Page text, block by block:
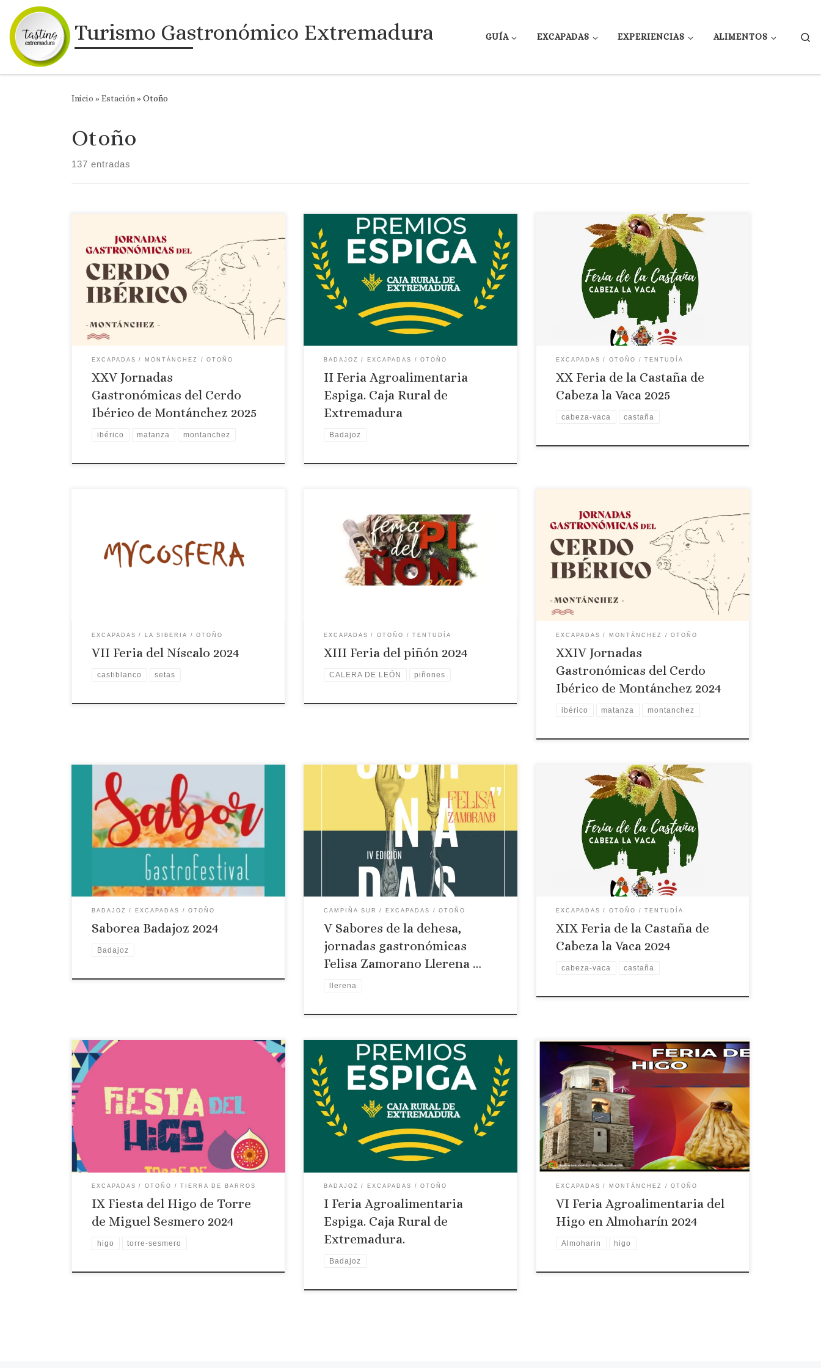
Saltar al contenido
Turismo Gastronómico Extremadura GUÍA EXCAPADAS EXPERIENCIAS ALIMENTOS
Inicio »Estación»Otoño
Otoño
137 entradas
Gastronómicas del Cerdo Ibérico Montánchez, el
pueblo que huele a jamón Sábado 6 y domingo 7
de diciembre de 2025 Localidad Montánchez
(Cáceres, Extremadura) Programa 2025 Viernes, 5
de diciembre 20:00 h · Inauguración de las XXV
Jornadas Gastronómicas del Cerdo Ibérico de
Montánchez Reconocimiento […]
EXCAPADAS MONTÁNCHEZ OTOÑO
XXV Jornadas
Gastronómicas del Cerdo
Ibérico de Montánchez 2025
ibérico matanza montanchez
Fecha: 21 al 24 de octubre de 2025 Localidad:
Badajoz (Ifeba) II Feria Agroalimentaria Espiga
Esta feria que se celebra en el recinto
transfronterizo IFEBA de la ciudad de Badajoz,
con el objeto de promocionar las Denominaciones
e Indicaciones geográficas de Extremadura. En
Extremadura están registradas 12 DOP 6 IGP, […]
BADAJOZ EXCAPADAS OTOÑO
II Feria Agroalimentaria
Espiga. Caja Rural de
Extremadura
Badajoz
Feria de la castaña de Cabeza la Vaca 2022
EXCAPADAS OTOÑO TENTUDÍA
XX Feria de la Castaña de
Cabeza la Vaca 2025
cabeza-vaca castaña
de la Asociación de Mujeres Rurales y la
Asociación de Mayores. RUTA MICOLÓGICA EN
EXCAPADAS LA SIBERIA OTOÑO
VII Feria del Níscalo 2024
castiblanco setas
Gastrostar
EXCAPADAS OTOÑO TENTUDÍA
XIII Feria del piñón 2024
CALERA DE LEÓN piñones
de 2024 Prograama: JUEVES, 5 DE DICIEMBRE
20:30H MASTERCLASS-DEGUSTACIÓN “EL
MUNDO DEL JAMÓN IBÉRICO. EL JAMÓN CON
LOS 5 SENTIDOS” Tres partes: 1ª historia del
jamón de Montánchez, factores que influyen en
un buen jamón, laraza, la alimentación y la
transformación; 2ª […]
EXCAPADAS MONTÁNCHEZ OTOÑO
XXIV Jornadas
Gastronómicas del Cerdo
Ibérico de Montánchez 2024
ibérico matanza montanchez
Fecha: Del 14 al 17 de noviembre de 2024 Localidad:
Badajoz Horario: 13:00 a 00:00 Lugar: Hospital
San Sebastián. Plaza de Minayo Desde el jueves 14
y hasta el domingo 17 de noviembre, elHospital
Centro Vivo acogerá la edición 2024 del
‘Gastrofestival Sabor Badajoz’, organizado por
Oído Cocina, un festival […]
BADAJOZ EXCAPADAS OTOÑO
Saborea Badajoz 2024
Badajoz
V Sabores de la Dehesa – Jornadas Gastronómicas
Felisa Zamorano Llerena · 6, 7 y 8 de diciembre de
2025 Las calles de Llerena vuelven a llenarse del
aroma de la tradición con la V edición de las
Jornadas Gastronómicas Felisa Zamorano
“Sabores de la Dehesa”, una cita que ya […]
CAMPIÑA SUR EXCAPADAS OTOÑO
V Sabores de la dehesa,
jornadas gastronómicas
Felisa Zamorano Llerena …
llerena
Feria de la castaña de Cabeza la Vaca 2022
EXCAPADAS OTOÑO TENTUDÍA
XIX Feria de la Castaña de
Cabeza la Vaca 2024
cabeza-vaca castaña
Fecha: 18 y 19 de octubre de 2024 Lugar: Torre de
Miguel Sesmero Descripción: La tradicional feria
del higo de la Torre de Miguel Para valorizar los
higos de esta localidad la Sociedad Cooperativa El
Puntal en coordinación con el Ayuntamiento de la
localidad ha organizado una serie de actividades
EXCAPADAS OTOÑO TIERRA DE BARROS
IX Fiesta del Higo de Torre
de Miguel Sesmero 2024
higo torre-sesmero
Fecha: 17 al 20 de octubre de 2024 Localidad:
Badajoz (Ifeba) I Feria Agroalimentaria Espiga
Esta feria que se celebra en el recinto
transfronterizo IFEBA de la ciudad de Badajoz,
con el objeto de promocionar las Denominaciones
e Indicaciones geográficas de Extremadura. En
Extremadura están registradas 12 DOP 6 IGP, […]
BADAJOZ EXCAPADAS OTOÑO
I Feria Agroalimentaria
Espiga. Caja Rural de
Extremadura.
Badajoz
Localidad: Almoharín Fecha: 20, 21 y 22 de
septiembre de 2024 Programa: Viernes 20 de
Septiembre de 2024 18:30 hrs. Inauguración en el
Centro Cívico. Homenaje a La Higuera a cargo del
“Grupo de Coros y Danzas Sopetrán”. Bienvenida
a cargo de la Alcaldesa de Almoharín, Dª. Antonia
Molina Márquez. […]
EXCAPADAS MONTÁNCHEZ OTOÑO
VI Feria Agroalimentaria del
Higo en Almoharín 2024
Almoharin higo